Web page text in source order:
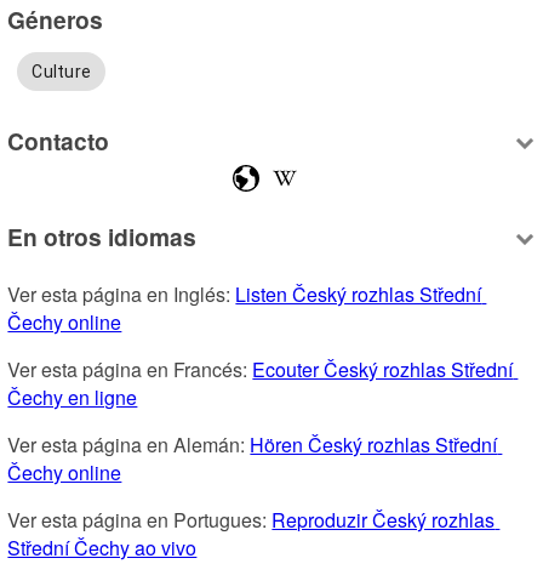
Géneros
Culture
Contacto
En otros idiomas
Ver esta página en Inglés: Listen Český rozhlas Střední
Čechy online
Ver esta página en Francés: Ecouter Český rozhlas Střední
Čechy en ligne
Ver esta página en Alemán: Hören Český rozhlas Střední
Čechy online
Ver esta página en Portugues: Reproduzir Český rozhlas
Střední Čechy ao vivo